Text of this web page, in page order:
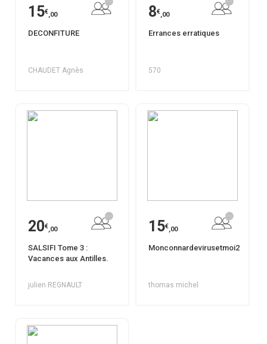
15€,00
DECONFITURE
CHAUDET Agnès
8€,00
Errances erratiques
570
20€,00
SALSIFI Tome 3 :
Vacances aux Antilles.
julien REGNAULT
15€,00
Monconnardevirusetmoi2
thomas michel